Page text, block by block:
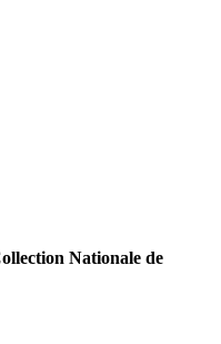
Nationale de